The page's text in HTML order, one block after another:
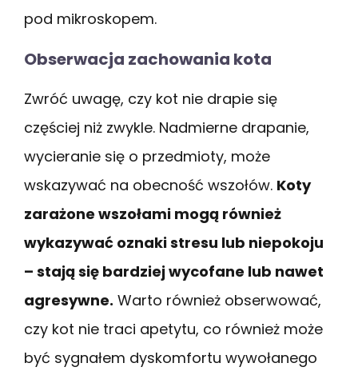
pod mikroskopem.
Obserwacja zachowania kota
Zwróć uwagę, czy kot nie drapie się
częściej niż zwykle. Nadmierne drapanie,
wycieranie się o przedmioty, może
wskazywać na obecność wszołów. Koty
zarażone wszołami mogą również
wykazywać oznaki stresu lub niepokoju
– stają się bardziej wycofane lub nawet
agresywne. Warto również obserwować,
czy kot nie traci apetytu, co również może
być sygnałem dyskomfortu wywołanego